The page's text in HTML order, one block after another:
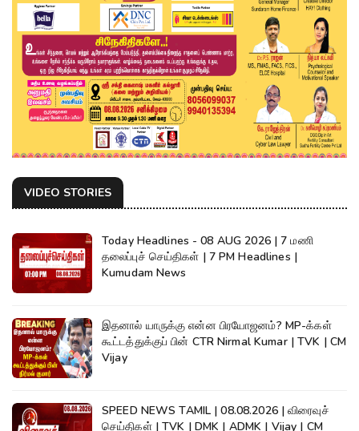
VIDEO STORIES
Today Headlines - 08 AUG 2026 | 7 மணி
தலைப்புச் செய்திகள் | 7 PM Headlines |
Kumudam News
இதனால் யாருக்கு என்ன பிரயோஜனம்? MP-க்கள்
கூட்டத்துக்குப் பின் CTR Nirmal Kumar | TVK | CM
Vijay
SPEED NEWS TAMIL | 08.08.2026 | விரைவுச்
செய்திகள் | TVK | DMK | ADMK | Vijay | CM